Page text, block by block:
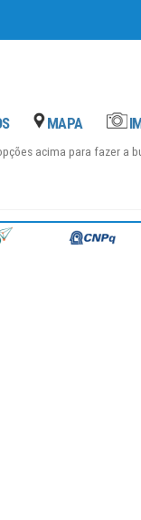
acima para fazer a